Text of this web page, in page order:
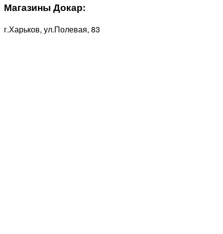
Магазины Докар:
г.Харьков, ул.Полевая, 83